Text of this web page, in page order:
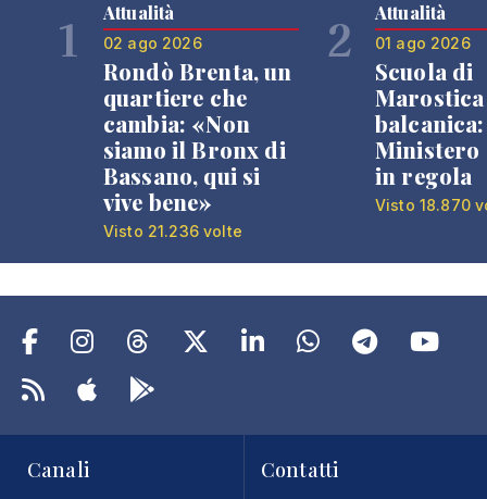
1 Attualità
02 ago 2026
Rondò Brenta, un
quartiere che
cambia: «Non
siamo il Bronx di
Bassano, qui si
vive bene»
Visto 21.236 volte
2 Attualità
01 ago 2026
Scuola di
Ministero
in regola
Visto 18.870
Canali Contatti